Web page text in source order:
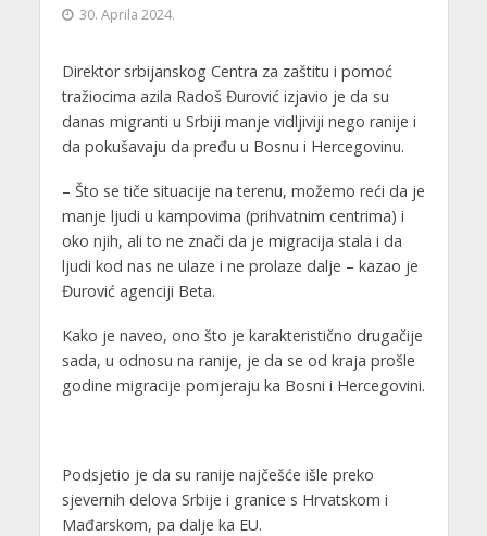
30. Aprila 2024.
Direktor srbijanskog Centra za zaštitu i pomoć
tražiocima azila Radoš Đurović izjavio je da su
danas migranti u Srbiji manje vidljiviji nego ranije i
da pokušavaju da pređu u Bosnu i Hercegovinu.
– Što se tiče situacije na terenu, možemo reći da je
manje ljudi u kampovima (prihvatnim centrima) i
oko njih, ali to ne znači da je migracija stala i da
ljudi kod nas ne ulaze i ne prolaze dalje – kazao je
Đurović agenciji Beta.
Kako je naveo, ono što je karakteristično drugačije
sada, u odnosu na ranije, je da se od kraja prošle
godine migracije pomjeraju ka Bosni i Hercegovini.
Podsjetio je da su ranije najčešće išle preko
sjevernih delova Srbije i granice s Hrvatskom i
Mađarskom, pa dalje ka EU.